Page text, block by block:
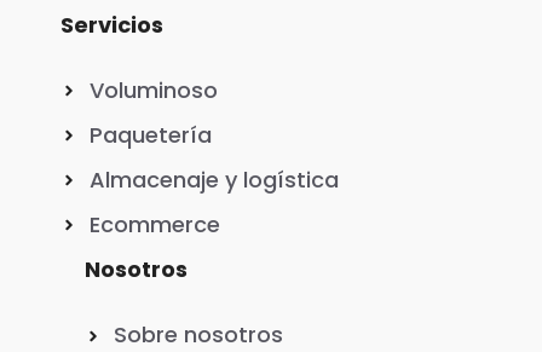
Servicios
Voluminoso
Paquetería
Almacenaje y logística
Ecommerce
Nosotros
Sobre nosotros